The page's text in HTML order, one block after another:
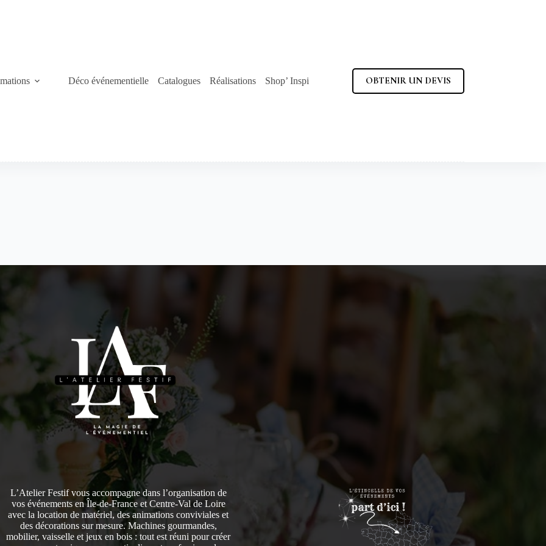
Déco événementielle Catalogues Réalisations Shop’ Inspi OBTENIR UN DEVIS
L’Atelier Festif vous accompagne dans l’organisation de
vos événements en Île-de-France et Centre-Val de Loire
avec la location de matériel, des animations conviviales et
des décorations sur mesure. Machines gourmandes,
mobilier, vaisselle et jeux en bois : tout est réuni pour créer